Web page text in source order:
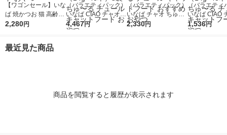
【ワゴンセール】いな
ば 焼かつお 猫 高齢猫
用 海鮮かつお味 10本
2,280円
（バラエティパック）
いなば CIAO チャオ
ちゅーる 猫 まぐろバ
4,467円
（バラエティパック）
いなば チャオ ちゅー
る 猫 まぐろ バラエテ
2,330円
（バラエティ
いなば CIAO
ちゅーる 猫
1,536円
最近見た商品
商品を閲覧すると履歴が表示されます